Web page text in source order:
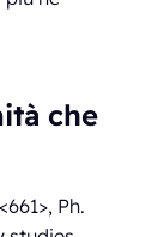
che
Ph.